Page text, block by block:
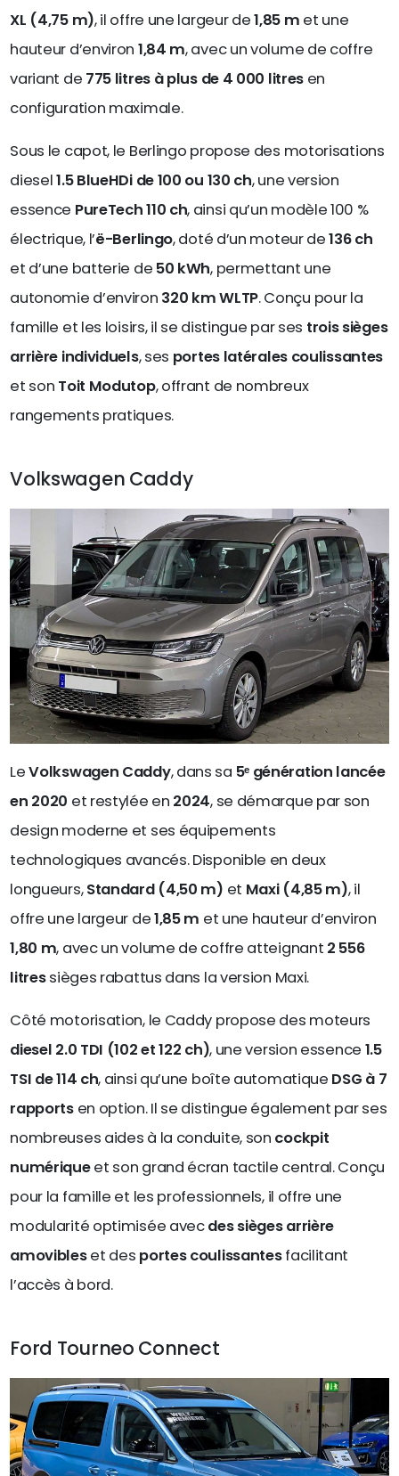
XL (4,75 m), il offre une largeur de1,85 m et une
hauteur d’environ 1,84 m, avec un volume de coffre
variant de 775 litres à plus de 4 000 litres en
configuration maximale.
Sous le capot, le Berlingo propose des motorisations
diesel1.5 BlueHDi de 100 ou 130 ch, une version
essence PureTech 110 ch, ainsi qu’un modèle 100 %
électrique, l’ë-Berlingo, doté d’un moteur de136 ch
et d’une batterie de 50 kWh, permettant une
autonomie d’environ 320 km WLTP. Conçu pour la
famille et les loisirs, il se distingue par ses trois sièges
arrière individuels, ses portes latérales coulissantes
et son Toit Modutop, offrant de nombreux
rangements pratiques.
Volkswagen Caddy
LeVolkswagen Caddy, dans sa 5ᵉ génération lancée
en 2020 et restylée en 2024, se démarque par son
design moderne et ses équipements
technologiques avancés. Disponible en deux
longueurs,Standard (4,50 m) et Maxi (4,85 m), il
offre une largeur de1,85 m et une hauteur d’environ
1,80 m, avec un volume de coffre atteignant 2 556
litressièges rabattus dans la version Maxi.
Côté motorisation, le Caddy propose des moteurs
diesel 2.0 TDI (102 et 122 ch), une version essence 1.5
TSI de 114 ch, ainsi qu’une boîte automatique DSG à 7
rapportsen option. Il se distingue également par ses
nombreuses aides à la conduite, son cockpit
numériqueet son grand écran tactile central. Conçu
pour la famille et les professionnels, il offre une
modularité optimisée avecdes sièges arrière
amovibleset des portes coulissantesfacilitant
l’accès à bord.
Ford Tourneo Connect